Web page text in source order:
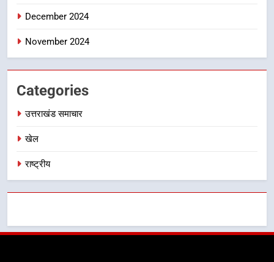
December 2024
November 2024
Categories
उत्तराखंड समाचार
खेल
राष्ट्रीय